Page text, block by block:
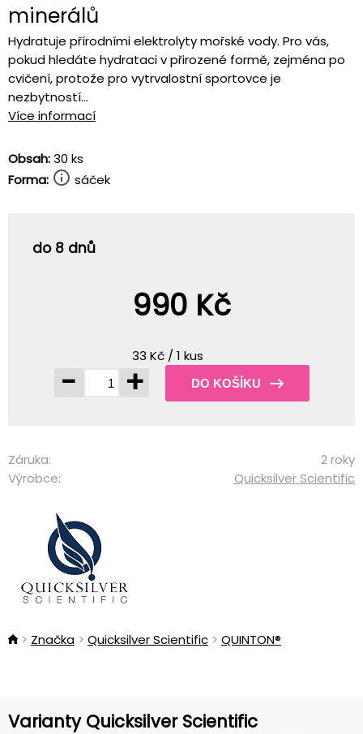
minerálů
Hydratuje přírodními elektrolyty mořské vody. Pro vás,
pokud hledáte hydrataci v přirozené formě, zejména po
cvičení, protože pro vytrvalostní sportovce je
nezbytností...
Více informací
Obsah:30 ks
Forma:
sáček
do 8 dnů
990 Kč
33 Kč / 1 kus
- + DO KOŠÍKU
Záruka:
2 roky
Výrobce:
Quicksilver Scientific
Značka Quicksilver Scientific QUINTON®
Varianty Quicksilver Scientific